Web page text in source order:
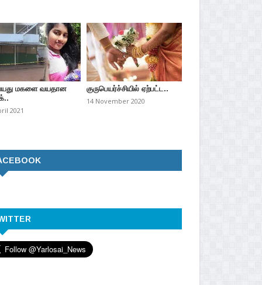
மகளை வயதான
2021
குருபெயர்ச்சியில் ஏற்பட்ட..
14 November 2020